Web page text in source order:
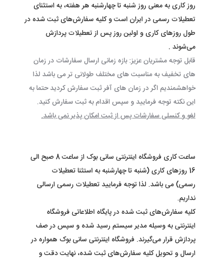
روز کاری به معنی روز شنبه تا چهارشنبه هر هفته، به استثنای
تعطیلات رسمی در ایران است و کلیه سفارش‏‌های ثبت شده در
طول روزهای کاری و اولین روز پس از تعطیلات پردازش
می‌‏شوند .
قابل توجه مشتریان عزیز: بازه زمانی ارسال سفارشات در زمان
های تخفیف به مناسبت های مختلف طولانی تر می باشد لذا
خواهشمندیم اگر در زمان های آفر ثبت سفارش کردید حتما به
این نکته توجه فرمایید و سپس اقدام به ثبت سفارش کنید.
لغو و کنسلی سفارشات پس از ثبت امکان پذیر نمی باشد.
ساعت کاری فروشگاه اینترنتی سانی بوک
از ساعت 8 صبح الی
16 روزهای کاری (شنبه تا چهارشنبه به استثنا تعطیلات
رسمی) می باشد. لذا توجه فرمایید تعطیلات رسمی ارسالی
نداریم.
کلیه سفارش‌‏های ثبت شده در پایگاه اطلاعاتی فروشگاه
اینترنتی به وسیله مدیر سیستم رسید شده و سپس در صف
پردازش قرار می‏‌گیرند. فروشگاه اینترنتی سانی بوک همواره در
ارسال و تحویل کلیه سفارش‌‏های ثبت شده، نهایت دقت و